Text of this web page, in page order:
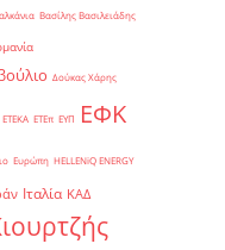
Βασίλης Βασιλειάδης
Δούκας Χάρης
ΕΤΕΚΑ ΕΤΕπ ΕΥΠ ΕΦΚ
Ευρώπη ΗELLENiQ ENERGY
Ιταλία ΚΑΔ